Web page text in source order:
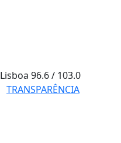
Lisboa96.6 / 103.0
TRANSPARÊNCIA